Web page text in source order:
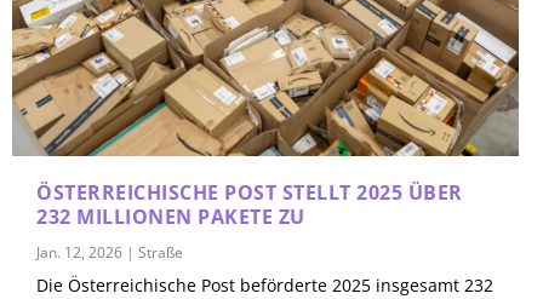
ÖSTERREICHISCHE POST STELLT 2025 ÜBER
232 MILLIONEN PAKETE ZU
Jan. 12, 2026 |Straße
Die Österreichische Post beförderte 2025 insgesamt 232